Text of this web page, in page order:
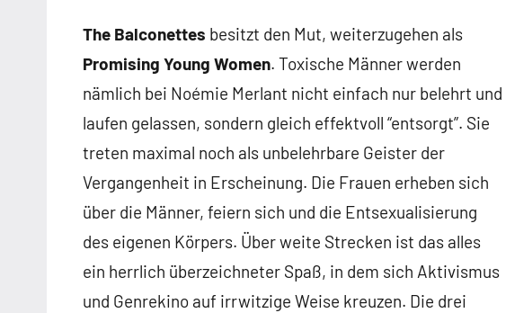
The Balconettes besitzt den Mut, weiterzugehen als
Promising Young Women. Toxische Männer werden
nämlich bei Noémie Merlant nicht einfach nur belehrt und
laufen gelassen, sondern gleich effektvoll “entsorgt”. Sie
treten maximal noch als unbelehrbare Geister der
Vergangenheit in Erscheinung. Die Frauen erheben sich
über die Männer, feiern sich und die Entsexualisierung
des eigenen Körpers. Über weite Strecken ist das alles
ein herrlich überzeichneter Spaß, in dem sich Aktivismus
und Genrekino auf irrwitzige Weise kreuzen. Die drei